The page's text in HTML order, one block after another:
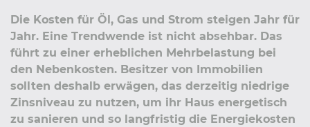
Die Kosten für Öl, Gas und Strom steigen Jahr für
Jahr. Eine Trendwende ist nicht absehbar. Das
führt zu einer erheblichen Mehrbelastung bei
den Nebenkosten. Besitzer von Immobilien
sollten deshalb erwägen, das derzeitig niedrige
Zinsniveau zu nutzen, um ihr Haus energetisch
zu sanieren und so langfristig die Energiekosten